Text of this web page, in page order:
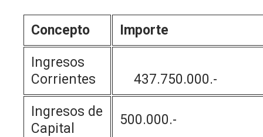
Concepto Importe
Ingresos
Corrientes
437.750.000.-
Ingresos de
Capital
500.000.-